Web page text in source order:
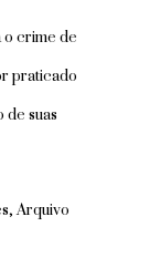
crime de
praticado
suas
Arquivo